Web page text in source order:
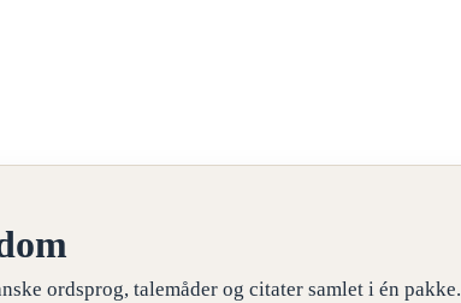
ordsprog, talemåder og citater samlet i én pakke.